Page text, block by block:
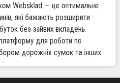
Websklad — це оптимальне
які бажають розширити
без зайвих вкладень.
для роботи по
дорожніх сумок та інших
стає все популярнішим
обробки замовлень і вигідним